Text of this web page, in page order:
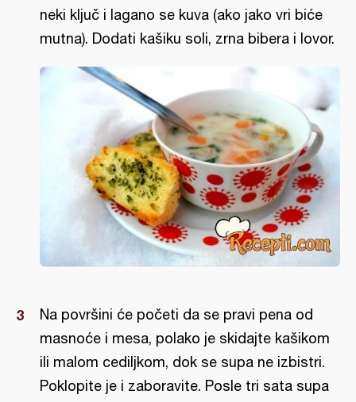
neki ključ i lagano se kuva (ako jako vri biće
mutna). Dodati kašiku soli, zrna bibera i lovor.
Na površini će početi da se pravi pena od
masnoće i mesa, polako je skidajte kašikom
ili malom cediljkom, dok se supa ne izbistri.
Poklopite je i zaboravite. Posle tri sata supa